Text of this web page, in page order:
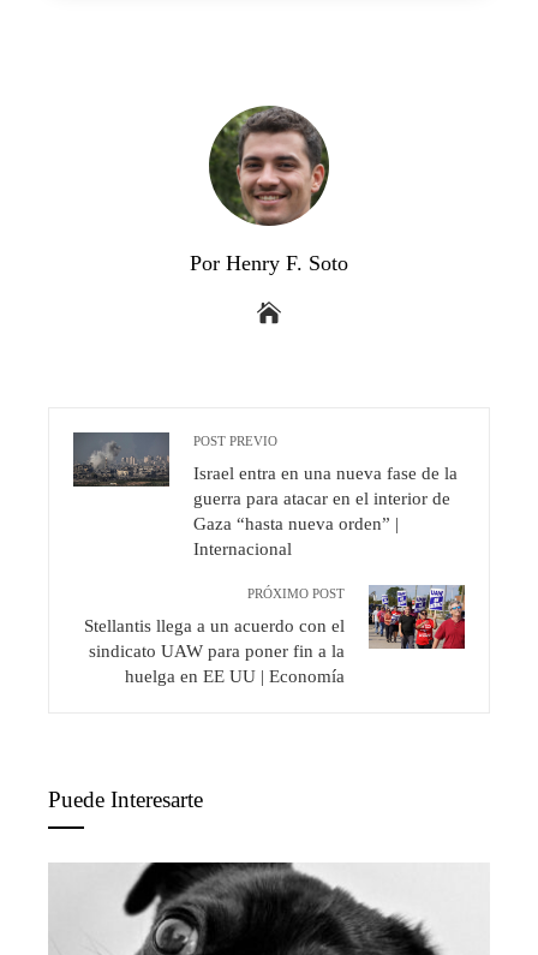
Por Henry F. Soto
POST PREVIO
Israel entra en una nueva fase de la
guerra para atacar en el interior de
Gaza “hasta nueva orden” |
Internacional
PRÓXIMO POST
Stellantis llega a un acuerdo con el
sindicato UAW para poner fin a la
huelga en EE UU | Economía
Puede Interesarte